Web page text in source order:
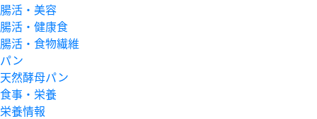
腸活・美容
腸活・健康食
腸活・食物繊維
パン
天然酵母パン
食事・栄養
栄養情報